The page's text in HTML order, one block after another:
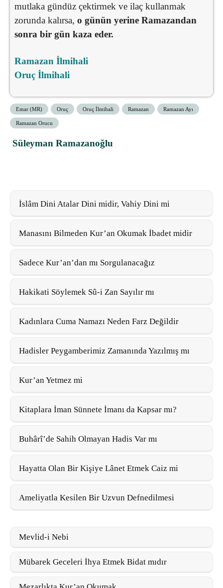
mutlaka gündüz çektirmek ve ilaç kullanmak
zorunda kalırsa, o günün yerine Ramazandan
sonra bir gün kaza eder.
Ramazan İlmihali
Oruç İlmihali
Emar (MR) Oruç Oruç İlmihali Ramazan Ramazan Ayı
Ramazan Orucu
Süleyman Ramazanoğlu
İslâm Dini Atalar Dini midir, Vahiy Dini mi
Manasını Bilmeden Kur’an Okumak İbadet midir
Sadece Kur’an’dan mı Sorgulanacağız
Hakikati Söylemek Sû-i Zan Sayılır mı
Kadınlara Cuma Namazı Neden Farz Değildir
Hadisler Peygamberimiz Zamanında Yazılmış mı
Kur’an Yetmez mi
Kitaplara İman Sünnete İmanı da Kapsar mı?
Buhârî’de Sahih Olmayan Hadis Var mı
Hayatta Olan Bir Kişiye Lânet Etmek Caiz mi
Ameliyatla Kesilen Bir Uzvun Defnedilmesi
Mevlid-i Nebi
Mübarek Geceleri İhya Etmek Bidat mıdır